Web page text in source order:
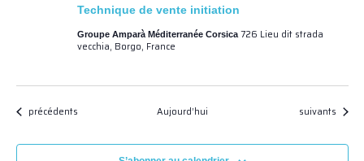
Technique de vente initiation
Groupe Amparà Méditerranée Corsica 726 Lieu dit strada
vecchia, Borgo, France
Évènements
précédents Aujourd’hui Évènements
suivants